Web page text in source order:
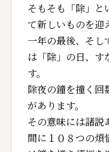
そもそも「除」と
て新しいものを迎
一年の最後、そし
は「除」の日、す
す。
除夜の鐘を撞く回
があります。
その意味には諸説
間に１０ ８つの